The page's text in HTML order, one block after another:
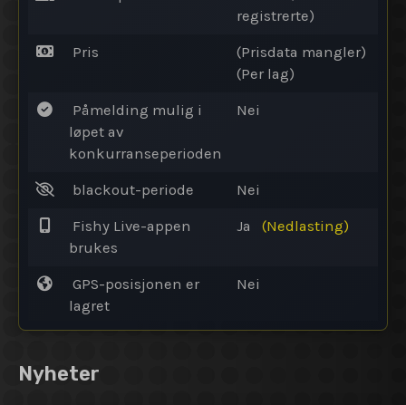
registrerte)
Pris
(Prisdata mangler)
(Per lag)
Påmelding mulig i
løpet av
konkurranseperioden
Nei
blackout-periode Nei
Fishy Live-appen
brukes
Ja (Nedlasting)
GPS-posisjonen er
lagret
Nei
Nyheter